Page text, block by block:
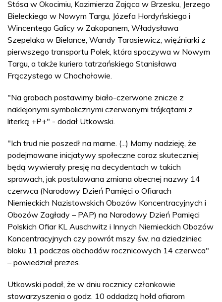
Stósa w Okocimiu, Kazimierza Zająca w Brzesku, Jerzego
Bieleckiego w Nowym Targu, Józefa Hordyńskiego i
Wincentego Galicy w Zakopanem, Władysława
Szepelaka w Bielance, Wandy Tarasiewicz, więźniarki z
pierwszego transportu Polek, która spoczywa w Nowym
Targu, a także kuriera tatrzańskiego Stanisława
Frączystego w Chochołowie.
"Na grobach postawimy biało-czerwone znicze z
naklejonymi symbolicznymi czerwonymi trójkątami z
literką +P+" - dodał Utkowski.
"Ich trud nie poszedł na marne. (...) Mamy nadzieję, że
podejmowane inicjatywy społeczne coraz skuteczniej
będą wywierały presję na decydentach w takich
sprawach, jak postulowana zmiana obecnej nazwy 14
czerwca (Narodowy Dzień Pamięci o Ofiarach
Niemieckich Nazistowskich Obozów Koncentracyjnych i
Obozów Zagłady – PAP) na Narodowy Dzień Pamięci
Polskich Ofiar KL Auschwitz i Innych Niemieckich Obozów
Koncentracyjnych czy powrót mszy św. na dziedziniec
bloku 11 podczas obchodów rocznicowych 14 czerwca"
– powiedział prezes.
Utkowski podał, że w dniu rocznicy członkowie
stowarzyszenia o godz. 10 oddadzą hołd ofiarom